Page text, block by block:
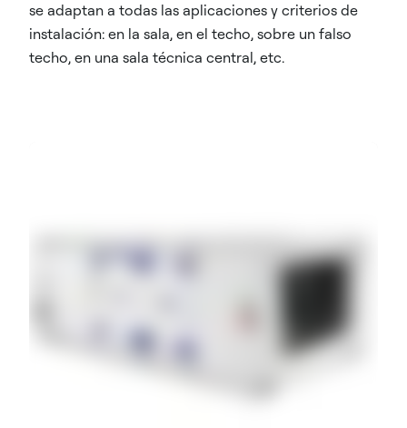
se adaptan a todas las aplicaciones y criterios de
instalación: en la sala, en el techo, sobre un falso
techo, en una sala técnica central, etc.